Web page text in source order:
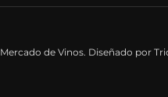
Mercado de Vinos. Diseñado por